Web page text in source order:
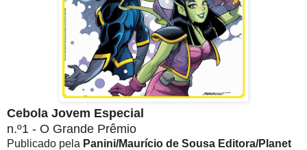
Cebola Jovem Especial
n.º1 - O Grande Prêmio
Publicado pela Panini/Maurício de Sousa Editora/Planet